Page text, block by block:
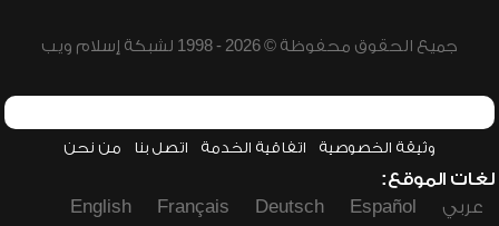
جميع الحقوق محفوظة © 2026 - 1998 لشبكة إسلام ويب
وثيقة الخصوصية اتفاقية الخدمة اتصل بنا من نحن
لغات الموقع:
عربي
Español
Deutsch
Français
English